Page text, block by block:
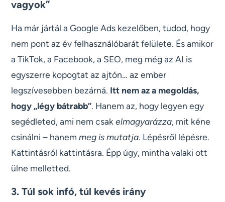
vagyok”
Ha már jártál a Google Ads kezelőben, tudod, hogy
nem pont az év felhasználóbarát felülete. És amikor
a TikTok, a Facebook, a SEO, meg még az AI is
egyszerre kopogtat az ajtón… az ember
legszívesebben bezárná. Itt nem az a megoldás,
hogy „légy bátrabb”. Hanem az, hogy legyen egy
segédleted, ami nem csakelmagyarázza, mit kéne
csinálni – hanemmeg is mutatja. Lépésről lépésre.
Kattintásról kattintásra. Épp úgy, mintha valaki ott
ülne melletted.
3. Túl sok infó, túl kevés irány